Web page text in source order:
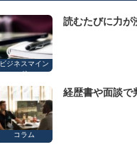
ビジネスマイン
ド
読むたびに力が
コラム
経歴書や面談で